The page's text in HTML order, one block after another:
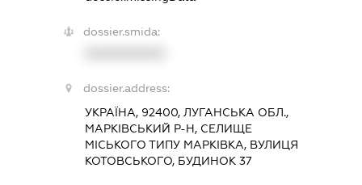
dossier.smida:
dossier.address:
УКРАЇНА, 92400, ЛУГАНСЬКА ОБЛ.,
МАРКІВСЬКИЙ Р-Н, СЕЛИЩЕ
МІСЬКОГО ТИПУ МАРКІВКА, ВУЛИЦЯ
КОТОВСЬКОГО, БУДИНОК 37